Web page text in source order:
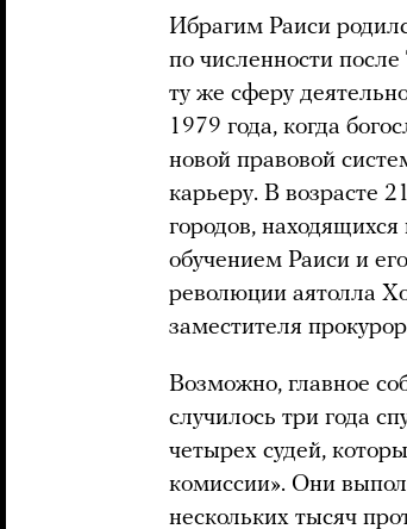
Ибрагим Раиси
по численности
ту же сферу
1979 года, когда
новой правовой
карьеру. В возрасте
городов,
обучением Раиси и
революции аятолла
заместителя
Возможно, главное
случилось три года
четырех судей,
комиссии». Они
нескольких тысяч